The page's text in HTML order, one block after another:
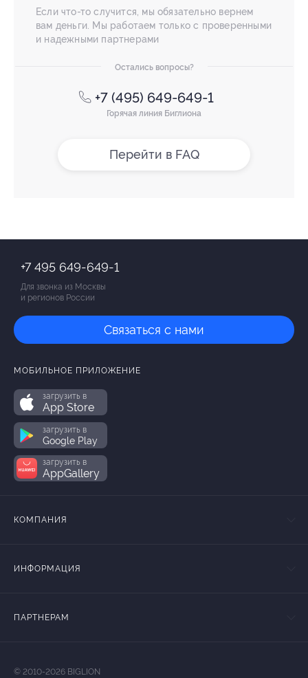
Если что-то случится, мы обязательно вернем
вам деньги. Мы работаем только с проверенными
и надежными партнерами
Остались вопросы?
+7 (495) 649-649-1
Горячая линия Биглиона
Перейти в FAQ
+7 495 649-649-1
Для звонка из Москвы
и регионов России
Связаться с нами
МОБИЛЬНОЕ ПРИЛОЖЕНИЕ
загрузить в
App Store
загрузить в
Google Play
загрузить в
AppGallery
КОМПАНИЯ
ИНФОРМАЦИЯ
ПАРТНЕРАМ
© 2010-2026 BIGLION